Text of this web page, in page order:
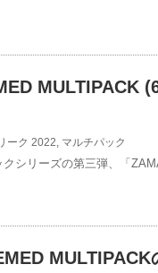
MULTIPACK
ーク 2022, マルチパック
シリーズの第三弾、「
MULTIPACK